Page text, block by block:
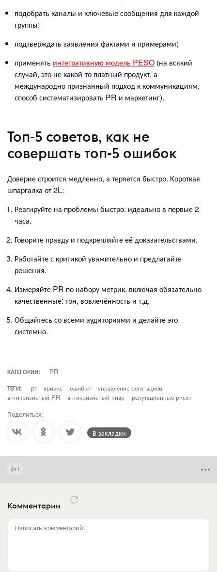
подобрать каналы и ключевые сообщения для каждой
группы;
подтверждать заявления фактами и примерами;
применять интегративную модель PESO (на всякий
случай, это не какой-то платный продукт, а
международно признанный подход к коммуникациям,
способ систематизировать PR и маркетинг).
Топ-5 советов, как не
совершать топ-5 ошибок
Доверие строится медленно, а теряется быстро. Короткая
шпаргалка от 2L:
Реагируйте на проблемы быстро: идеально в первые 2
часа.
Говорите правду и подкрепляйте её доказательствами.
Работайте с критикой уважительно и предлагайте
решения.
Измеряйте PR по набору метрик, включая обязательно
качественные: тон, вовлечённость и т.д.
Общайтесь со всеми аудиториями и делайте это
системно.
КАТЕГОРИИ:
PR
ТЕГИ:
pr кризис ошибки
управление репутацией
антикризисный PR
антикризисный пиар репутационные риски
Поделиться:
В закладки
1
Комментарии
Написать комментарий...